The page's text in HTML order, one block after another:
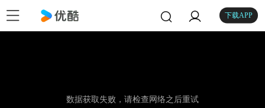
下载APP
数据获取失败，请检查网络之后重试